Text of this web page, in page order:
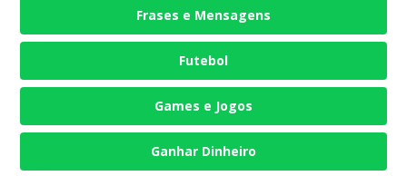
Frases e Mensagens
Futebol
Games e Jogos
Ganhar Dinheiro